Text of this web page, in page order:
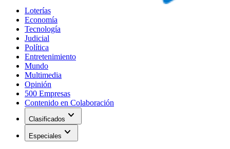
Loterías
Economía
Tecnología
Judicial
Política
Entretenimiento
Mundo
Multimedia
Opinión
500 Empresas
Contenido en Colaboración
Clasificados expand_more
Especiales expand_more